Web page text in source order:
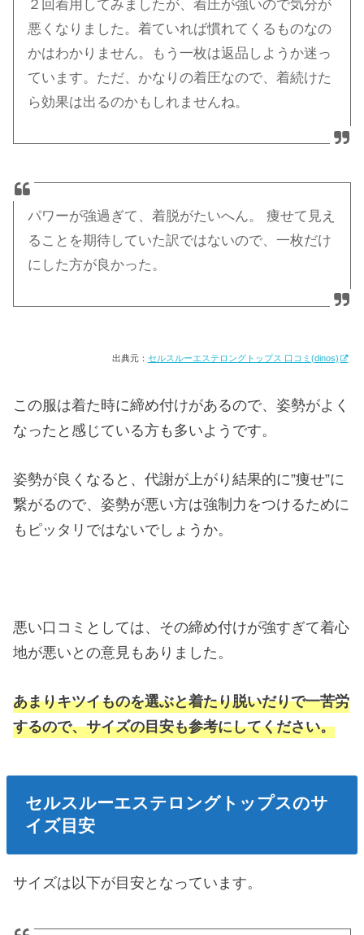
２回着用してみましたが、着圧が強いので気分が
悪くなりました。着ていれば慣れてくるものなの
かはわかりません。もう一枚は返品しようか迷っ
ています。ただ、かなりの着圧なので、着続けた
ら効果は出るのかもしれませんね。
パワーが強過ぎて、着脱がたいへん。 痩せて見え
ることを期待していた訳ではないので、一枚だけ
にした方が良かった。
出典元： セルスルーエステロングトップス 口コミ(dinos)
この服は着た時に締め付けがあるので、姿勢がよく
なったと感じている方も多いようです。
姿勢が良くなると、代謝が上がり結果的に”痩せ”に
繋がるので、姿勢が悪い方は強制力をつけるために
もピッタリではないでしょうか。
悪い口コミとしては、その締め付けが強すぎて着心
地が悪いとの意見もありました。
あまりキツイものを選ぶと着たり脱いだりで一苦労
するので、サイズの目安も参考にしてください。
セルスルーエステロングトップスのサ
イズ目安
サイズは以下が目安となっています。